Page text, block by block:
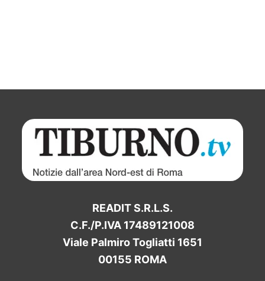
READIT S.R.L.S.
C.F./P.IVA 17489121008
Viale Palmiro Togliatti 1651
00155 ROMA